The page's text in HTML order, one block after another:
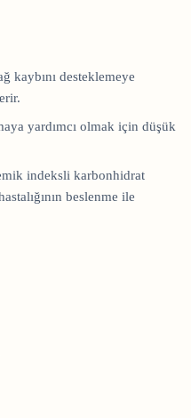
kaybını desteklemeye
yardımcı olmak için düşük
indeksli karbonhidrat
beslenme ile